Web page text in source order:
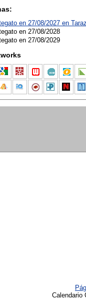
en 27/08/2027 en
en 27/08/2028
en 27/08/2029
Calendario